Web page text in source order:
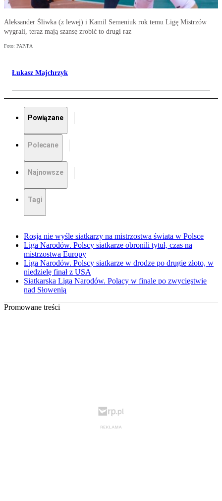
Aleksander Śliwka (z lewej) i Kamil Semeniuk rok temu Ligę Mistrzów
wygrali, teraz mają szansę zrobić to drugi raz
Foto: PAP/PA
Łukasz Majchrzyk
Powiązane
Polecane
Najnowsze
Tagi
Rosja nie wyśle siatkarzy na mistrzostwa świata w Polsce
Liga Narodów. Polscy siatkarze obronili tytuł, czas na
mistrzostwa Europy
Liga Narodów. Polscy siatkarze w drodze po drugie złoto, w
niedzielę finał z USA
Siatkarska Liga Narodów. Polacy w finale po zwycięstwie
nad Słowenią
Promowane treści